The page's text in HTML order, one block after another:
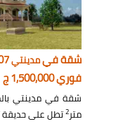
شقة فيمدينتي
فوري 1,500,000 ج
شقة في مدينتي
متر2